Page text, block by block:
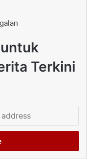
Terkini